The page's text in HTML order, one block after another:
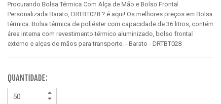
Procurando Bolsa Térmica Com Alça de Mão e Bolso Frontal
Personalizada Barato, DRTBT028 ? é aqui! Os melhores preços em Bolsa
térmica. Bolsa térmica de poliéster com capacidade de 36 litros, contém
área interna com revestimento térmico aluminizado, bolso frontal
externo e alças de mãos para transporte. - Barato - DRTBT028
QUANTIDADE: